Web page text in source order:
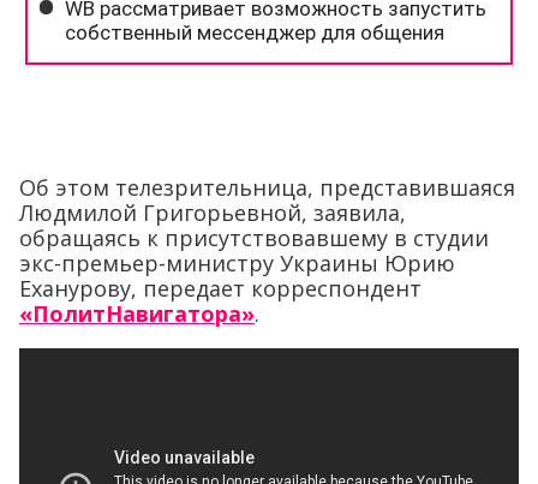
Об этом телезрительница, представившаяся
Людмилой Григорьевной, заявила,
обращаясь к присутствовавшему в студии
экс-премьер-министру Украины Юрию
Еханурову, передает корреспондент
«ПолитНавигатора».